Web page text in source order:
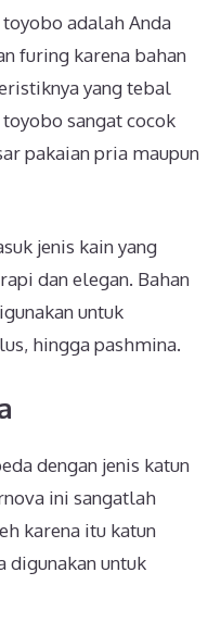
adalah Anda
furing karena bahan
yang tebal
sangat cocok
pakaian pria maupun
jenis kain yang
dan elegan. Bahan
untuk
hingga pashmina.
dengan jenis katun
ini sangatlah
karena itu katun
digunakan untuk